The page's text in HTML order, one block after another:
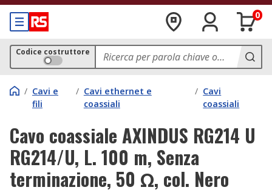
0
Codice costruttore
/ Cavi e
fili
/ Cavi ethernet e
coassiali
/ Cavi
coassiali
Cavo coassiale AXINDUS RG214 U
RG214/U, L. 100 m, Senza
terminazione, 50 Ω, col. Nero